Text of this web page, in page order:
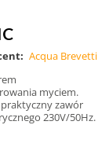
Acqua Brevetti
myciem.
zawór
230V/50Hz.